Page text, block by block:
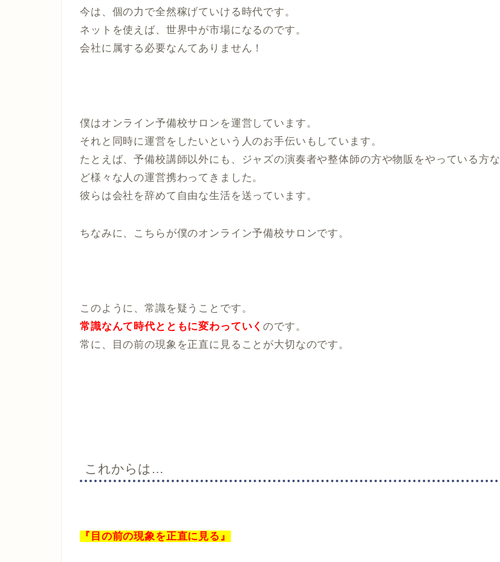
今は、個の力で全然稼げていける時代です。
ネットを使えば、世界中が市場になるのです。
会社に属する必要なんてありません！
僕はオンライン予備校サロンを運営しています。
それと同時に運営をしたいという人のお手伝いもしています。
たとえば、予備校講師以外にも、ジャズの演奏者や整体師の方や物販をやっている方な
ど様々な人の運営携わってきました。
彼らは会社を辞めて自由な生活を送っています。
ちなみに、こちらが僕のオンライン予備校サロンです。
このように、常識を疑うことです。
常識なんて時代とともに変わっていくのです。
常に、目の前の現象を正直に見ることが大切なのです。
これからは…
『目の前の現象を正直に見る』